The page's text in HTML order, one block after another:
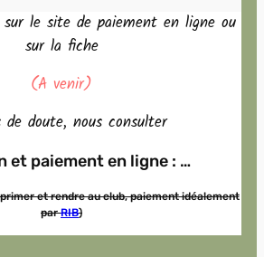
sur le site de paiement en ligne ou
sur la fiche
(A venir)
de doute, nous consulter
et paiement en ligne : …
et rendre au club, paiement idéalement
parRIB)